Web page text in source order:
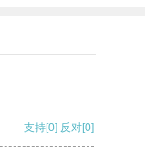
支持[0] 反对[0]